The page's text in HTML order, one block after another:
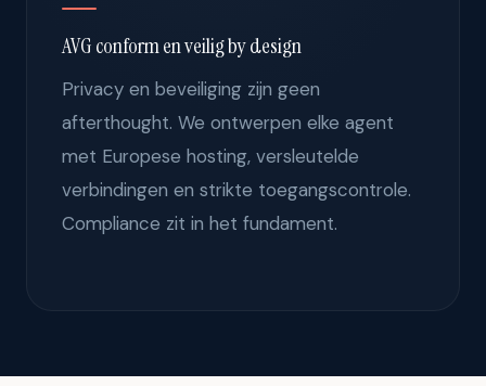
AVG conform en veilig by design
Privacy en beveiliging zijn geen
afterthought. We ontwerpen elke agent
met Europese hosting, versleutelde
verbindingen en strikte toegangscontrole.
Compliance zit in het fundament.